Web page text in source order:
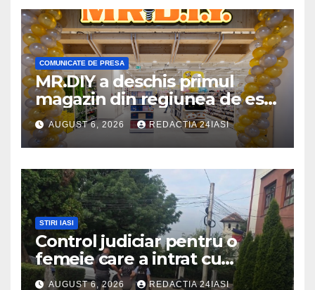
COMUNICATE DE PRESA
MR.DIY a deschis primul
magazin din regiunea de est,
la Iulius Mall Iași: peste 10.000
de produse, la prețuri
avantajoase
AUGUST 6, 2026 REDACTIA 24IASI
STIRI IASI
Control judiciar pentru o
femeie care a intrat cu
mașina într-o turmă de oi
AUGUST 6, 2026 REDACTIA 24IASI